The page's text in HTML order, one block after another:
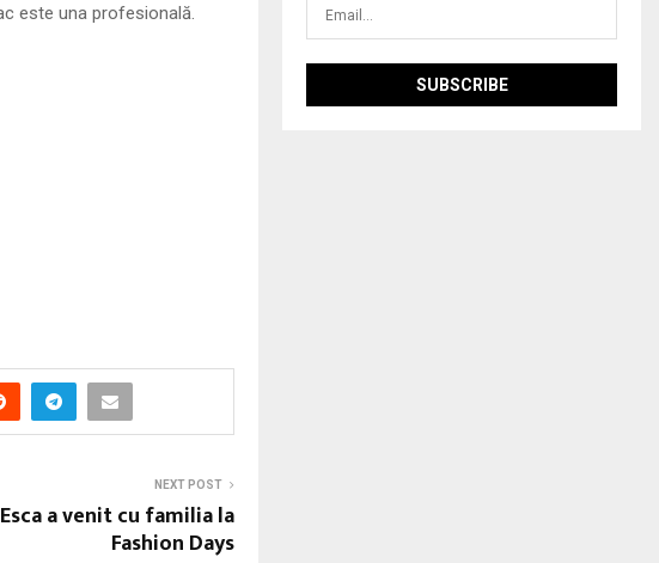
este una profesională.
NEXT POST
a venit cu familia la
Fashion Days